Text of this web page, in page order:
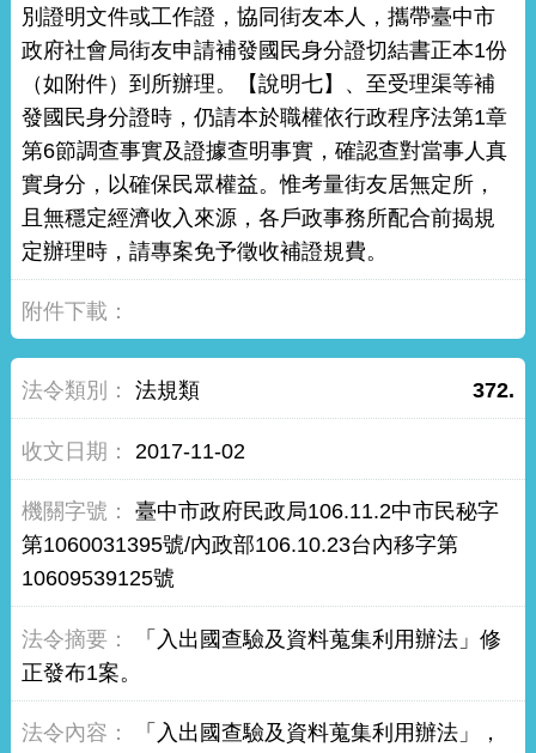
別證明文件或工作證，協同街友本人，攜帶臺中市
政府社會局街友申請補發國民身分證切結書正本1份
（如附件）到所辦理。【說明七】、至受理渠等補
發國民身分證時，仍請本於職權依行政程序法第1章
第6節調查事實及證據查明事實，確認查對當事人真
實身分，以確保民眾權益。惟考量街友居無定所，
且無穩定經濟收入來源，各戶政事務所配合前揭規
定辦理時，請專案免予徵收補證規費。
372.
法規類
2017-11-02
臺中市政府民政局106.11.2中市民秘字
第1060031395號/內政部106.10.23台內移字第
10609539125號
「入出國查驗及資料蒐集利用辦法」修
正發布1案。
「入出國查驗及資料蒐集利用辦法」，